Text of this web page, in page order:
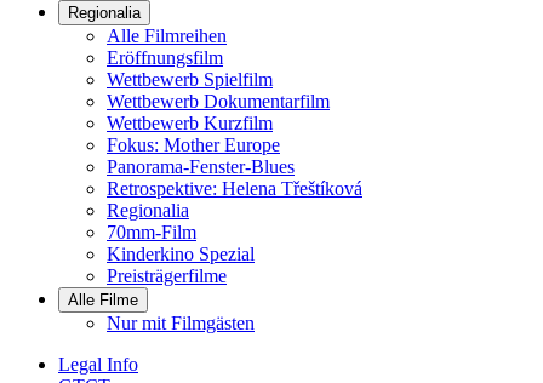
Regionalia
Alle Filmreihen
Eröffnungsfilm
Wettbewerb Spielfilm
Wettbewerb Dokumentarfilm
Wettbewerb Kurzfilm
Fokus: Mother Europe
Panorama-Fenster-Blues
Retrospektive: Helena Třeštíková
Regionalia
70mm-Film
Kinderkino Spezial
Preisträgerfilme
Alle Filme
Nur mit Filmgästen
Legal Info